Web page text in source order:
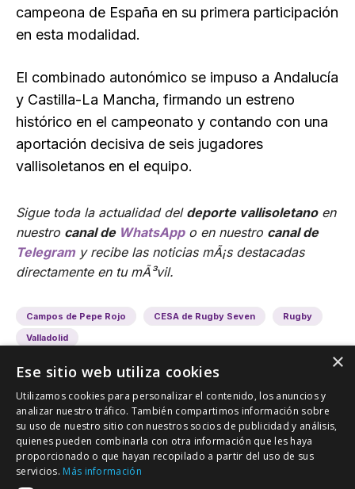
campeona de España en su primera participación
en esta modalidad.
El combinado autonómico se impuso a Andalucía
y Castilla-La Mancha, firmando un estreno
histórico en el campeonato y contando con una
aportación decisiva de seis jugadores
vallisoletanos en el equipo.
Sigue toda la actualidad del deporte vallisoletanoen
nuestro canal de WhatsAppo en nuestro canal de
Telegramy recibe las noticias mÃ¡s destacadas
directamente en tu mÃ³vil.
Campos de Pepe Rojo CESA de Rugby Seven
Rugby
Valladolid
VALLADOLID DEPORTIVO
×
Ese sitio web utiliza cookies
Utilizamos cookies para personalizar el contenido, los anuncios y
analizar nuestro tráfico. También compartimos información sobre
su uso de nuestro sitio con nuestros socios de publicidad y análisis,
quienes pueden combinarla con otra información que les haya
proporcionado o que hayan recopilado a partir del uso de sus
servicios. Más información